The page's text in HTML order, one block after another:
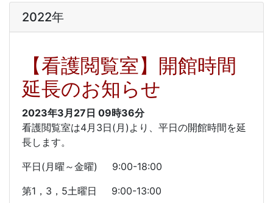
2022年
【看護閲覧室】開館時間
延長のお知らせ
2023年3月27日 09時36分
看護閲覧室は4月3日(月)より、平日の開館時間を延
長します。
平日(月曜～金曜) 9:00-18:00
第1，3，5土曜日 9:00-13:00